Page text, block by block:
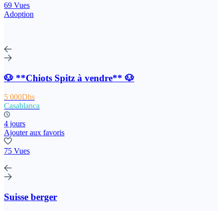
69 Vues
Adoption
🐶 **Chiots Spitz à vendre** 🐶
5 000Dhs
Casablanca
4 jours
Ajouter aux favoris
75 Vues
Suisse berger